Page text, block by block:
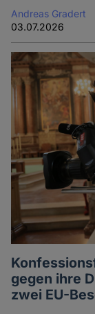
Andreas Gradert
03.07.2026
gegen ihre
zwei EU-